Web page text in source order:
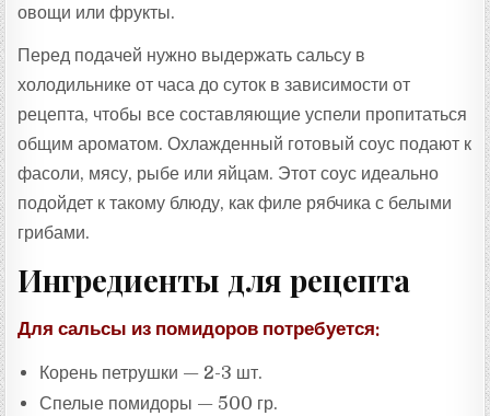
овощи или фрукты.
Перед подачей нужно выдержать сальсу в
холодильнике от часа до суток в зависимости от
рецепта, чтобы все составляющие успели пропитаться
общим ароматом. Охлажденный готовый соус подают к
фасоли, мясу, рыбе или яйцам. Этот соус идеально
подойдет к такому блюду, как филе рябчика с белыми
грибами.
Ингредиенты для рецепта
Для сальсы из помидоров потребуется:
Корень петрушки — 2-3 шт.
Спелые помидоры — 500 гр.